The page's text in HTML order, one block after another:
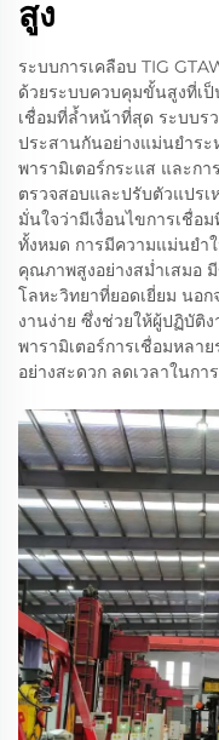
สูง
ระบบการเคลือบ TIG
ด้วยระบบควบคุมขั้นสูงที่เ
เชื่อมที่ล้ำหน้าที่สุด ระบบ
ประสานกันอย่างแม่นยำระ
พารามิเตอร์กระแส และก
ตรวจสอบและปรับตัวแปรเ
มั่นใจว่ามีเงื่อนไขการเชื่อ
ทั้งหมด การมีความแม่นยำ
คุณภาพสูงอย่างสม่ำเสมอ
โลหะวิทยาที่ยอดเยี่ยม นอ
งานง่าย ซึ่งช่วยให้ผู้ปฏิบัติ
พารามิเตอร์การเชื่อมหลา
อย่างสะดวก ลดเวลาในกา